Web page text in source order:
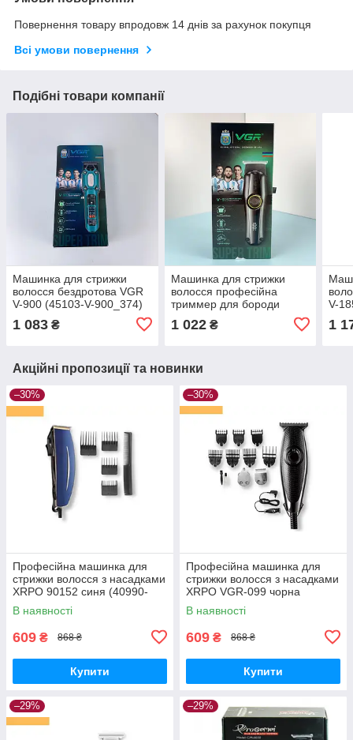
Повернення товару впродовж 14 днів за рахунок покупця
Всі умови повернення
Подібні товари компанії
Машинка для стрижки
волосся бездротова VGR
V-900 (45103-V-900_374)
1 083 ₴
Машинка для стрижки
волосся професійна
триммер для бороди
905_327)
1 022₴
V-
1
Акційні пропозиції та новинки
–30%
Професійна машинка для
стрижки волосся з насадками
XRPO 90152 синя (40990-
DSP-90152)
В наявності
609 ₴ 868 ₴
Купити
–30%
Професійна машинка для
стрижки волосся з насадками
XRPO VGR-099 чорна
(41467-099_378)
В наявності
609 ₴ 868 ₴
Купити
–29% –29%